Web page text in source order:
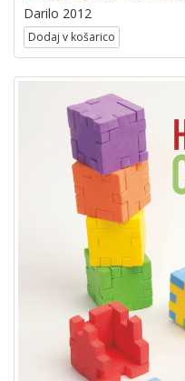
Darilo 2012
Dodaj v košarico